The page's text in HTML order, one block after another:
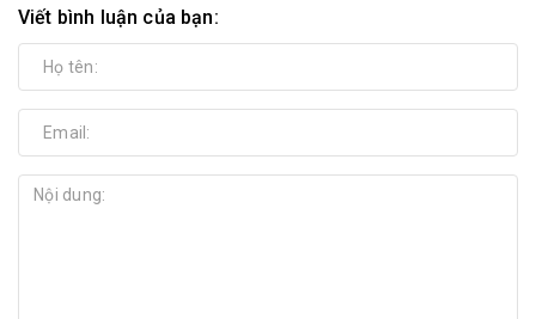
Viết bình luận của bạn: